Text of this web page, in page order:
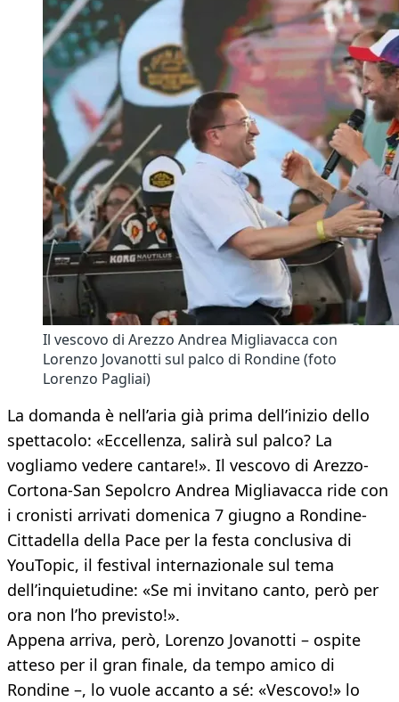
Il vescovo di Arezzo Andrea Migliavacca con
Lorenzo Jovanotti sul palco di Rondine (foto
Lorenzo Pagliai)
La domanda è nell’aria già prima dell’inizio dello
spettacolo: «Eccellenza, salirà sul palco? La
vogliamo vedere cantare!». Il vescovo di Arezzo-
Cortona-San Sepolcro Andrea Migliavacca ride con
i cronisti arrivati domenica 7 giugno a Rondine-
Cittadella della Pace per la festa conclusiva di
YouTopic, il festival internazionale sul tema
dell’inquietudine: «Se mi invitano canto, però per
ora non l’ho previsto!».
Appena arriva, però, Lorenzo Jovanotti – ospite
atteso per il gran finale, da tempo amico di
Rondine –, lo vuole accanto a sé: «Vescovo!» lo